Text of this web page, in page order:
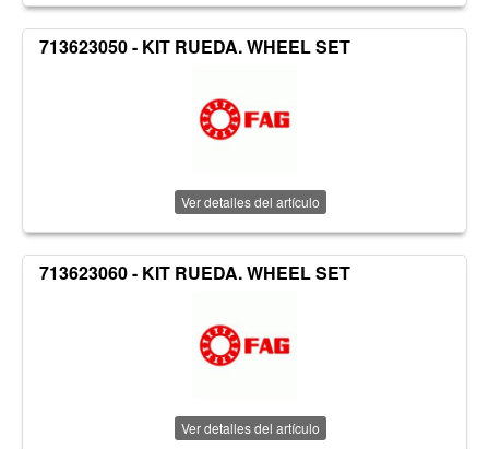
713623050 - KIT RUEDA. WHEEL SET
Ver detalles del artículo
713623060 - KIT RUEDA. WHEEL SET
Ver detalles del artículo